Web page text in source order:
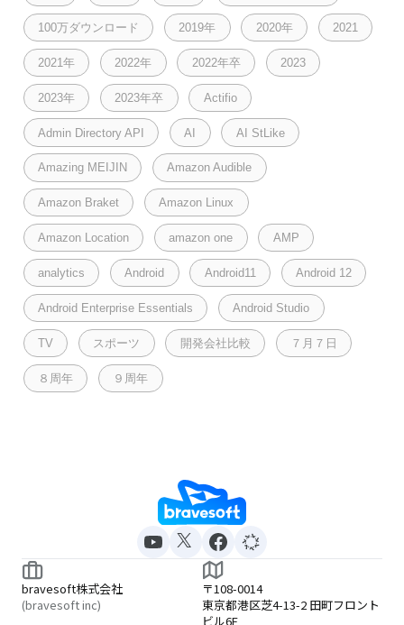
100万ダウンロード 2019年 2020年 2021
2021年 2022年 2022年卒 2023
2023年 2023年卒 Actifio
Admin Directory API AI AI StLike
Amazing MEIJIN Amazon Audible
Amazon Braket Amazon Linux
Amazon Location amazon one AMP
analytics Android Android11 Android 12
Android Enterprise Essentials Android Studio
TV スポーツ 開発会社比較 ７月７日
８周年 ９周年
bravesoft株式会社
(bravesoft inc)
〒108-0014
東京都港区芝4-13-2 田町フロント
ビル6F